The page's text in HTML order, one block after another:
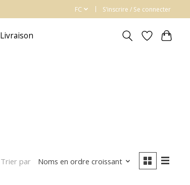
FC S’inscrire / Se connecter
Livraison
Trier par Noms en ordre croissant